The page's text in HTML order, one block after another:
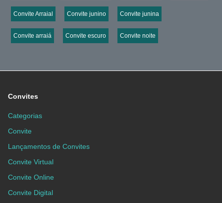
Convite Arraial Convite junino Convite junina
Convite arraiá Convite escuro Convite noite
Convites
Categorias
Convite
Lançamentos de Convites
Convite Virtual
Convite Online
Convite Digital